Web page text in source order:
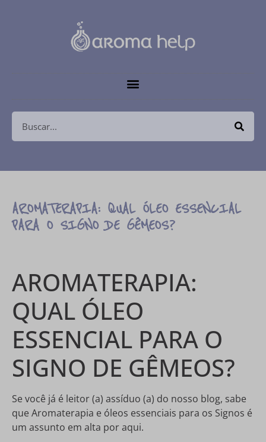
AROMATERAPIA: QUAL ÓLEO ESSENCIAL
PARA O SIGNO DE GÊMEOS?
AROMATERAPIA:
QUAL ÓLEO
ESSENCIAL PARA O
SIGNO DE GÊMEOS?
Se você já é leitor (a) assíduo (a) do nosso blog, sabe
que Aromaterapia e óleos essenciais para os Signos é
um assunto em alta por aqui.